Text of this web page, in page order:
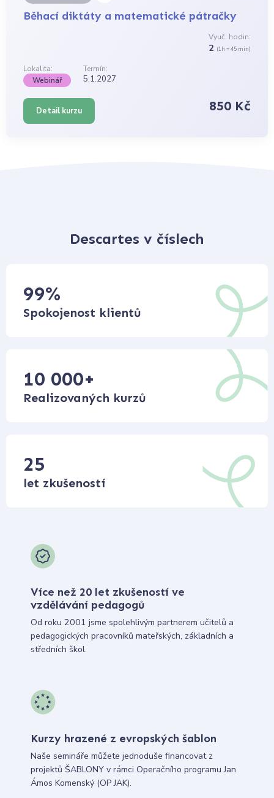
Běhací diktáty a matematické pátračky
Vyuč. hodin:
2 (1h = 45 min)
Lokalita:
Termín:
Webinář
5.1.2027
Detail kurzu 850 Kč
Descartes v číslech
99%
Spokojenost klientů
10 000+
Realizovaných kurzů
25
let zkušeností
Více než 20 let zkušeností ve
vzdělávání pedagogů
Od roku 2001 jsme spolehlivým partnerem učitelů a
pedagogických pracovníků mateřských, základních a
středních škol.
Kurzy hrazené z evropských šablon
Naše semináře můžete jednoduše financovat z
projektů ŠABLONY v rámci Operačního programu Jan
Ámos Komenský (OP JAK).